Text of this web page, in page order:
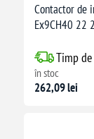
Contactor de
Ex9CH40 22
Timp
în stoc
262,09 lei